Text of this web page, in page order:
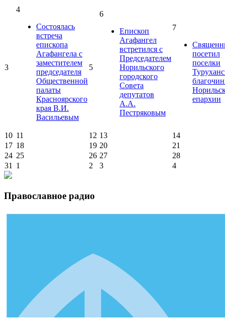
3
4
Состоялась
встреча
епископа
Агафангела с
заместителем
председателя
Общественной
палаты
Красноярского
края В.И.
Васильевым
5
6
Епископ
Агафангел
встретился с
Председателем
Норильского
городского
Совета
депутатов
А.А.
Пестряковым
7
посетил
поселки
епархии
10 11 12 13
14
17 18 19 20
21
24 25 26 27
28
31 1 2 3 4
Православное радио